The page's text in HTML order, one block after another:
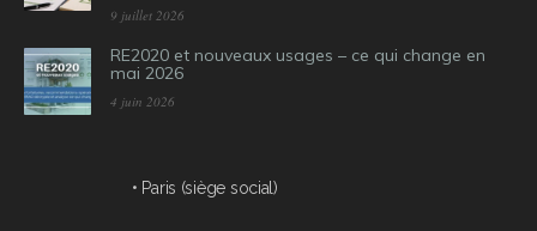
9 juillet 2026
RE2020 et nouveaux usages – ce qui change en
mai 2026
4 juin 2026
• Paris (siège social)